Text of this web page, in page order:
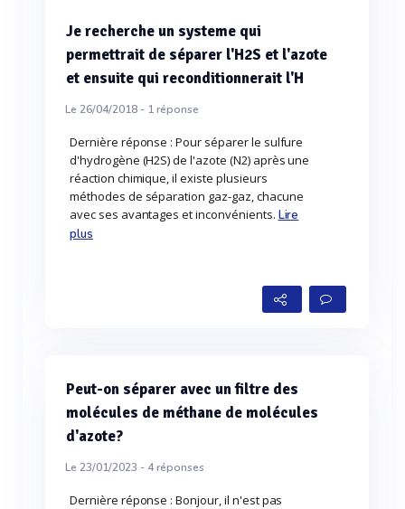
Je recherche un systeme qui
permettrait de séparer l'H2S et l'azote
et ensuite qui reconditionnerait l'H
Le 26/04/2018 - 1réponse
Dernière réponse : Pour séparer le sulfure
d'hydrogène (H2S) de l'azote (N2) après une
réaction chimique, il existe plusieurs
méthodes de séparation gaz-gaz, chacune
avec ses avantages et inconvénients. Lire
plus
Peut-on séparer avec un filtre des
molécules de méthane de molécules
d'azote?
Le 23/01/2023 - 4réponses
Dernière réponse : Bonjour, il n'est pas